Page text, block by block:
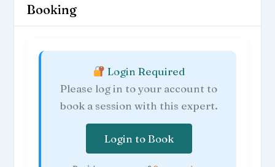
Si aujourd’hui ton profil dort…
Booking
Login Required
Please log in to your account to
book a session with this expert.
Login to Book